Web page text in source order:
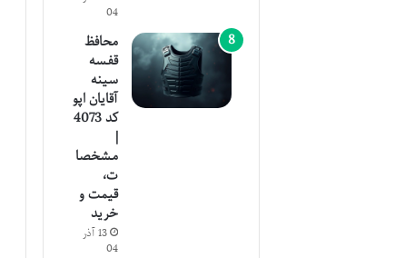
04
محافظ
قفسه
سینه
آقایان اپو
کد 4073
|
مشخصا
ت،
قیمت و
خرید
13 آذر
04